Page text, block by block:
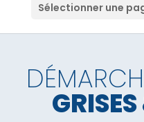
Sélectionner une